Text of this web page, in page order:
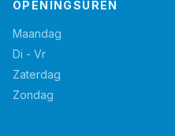
OPENINGSUREN
Maandag
Di - Vr
Zaterdag
Zondag